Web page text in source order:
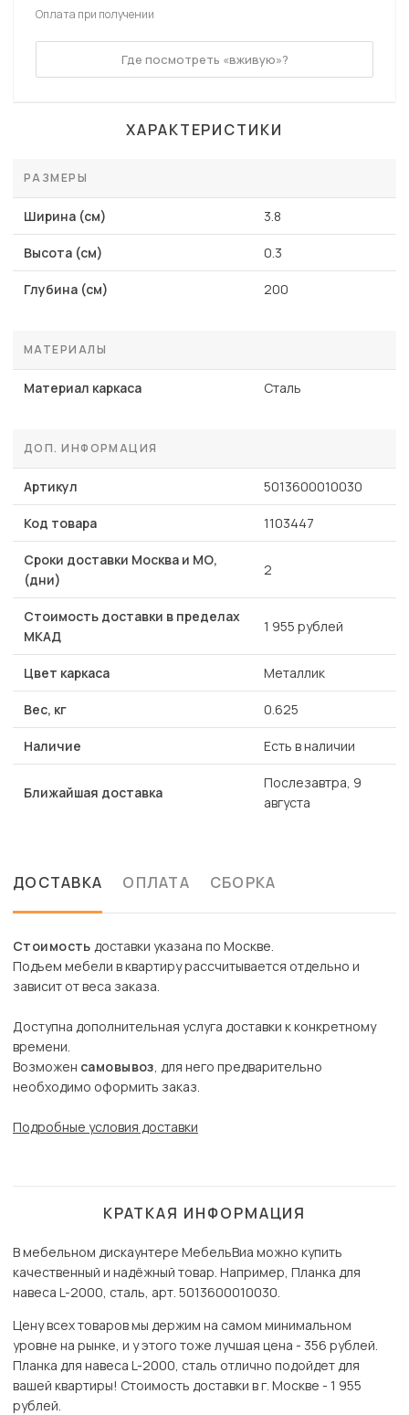
Оплата при получении
Где посмотреть «вживую»?
ХАРАКТЕРИСТИКИ
РАЗМЕРЫ
Ширина (см) 3.8
Высота (см) 0.3
Глубина (см) 200
МАТЕРИАЛЫ
Материал каркаса Сталь
ДОП. ИНФОРМАЦИЯ
Артикул 5013600010030
Код товара 1103447
Сроки доставки Москва и МО,
(дни)
2
Стоимость доставки в пределах
МКАД
1 955 рублей
Цвет каркаса Металлик
Вес, кг 0.625
Наличие Есть в наличии
Ближайшая доставка
Послезавтра, 9
августа
ДОСТАВКА ОПЛАТА СБОРКА
Стоимость доставки указана по Москве.
Подъем мебели в квартиру рассчитывается отдельно и
зависит от веса заказа.
Доступна дополнительная услуга доставки к конкретному
времени.
Возможен самовывоз, для него предварительно
необходимо оформить заказ.
Подробные условия доставки
КРАТКАЯ ИНФОРМАЦИЯ
В мебельном дискаунтере МебельВиа можно купить
качественный и надёжный товар. Например, Планка для
навеса L-2000, сталь, арт. 5013600010030.
Цену всех товаров мы держим на самом минимальном
уровне на рынке, и у этого тоже лучшая цена - 356 рублей.
Планка для навеса L-2000, сталь отлично подойдет для
вашей квартиры! Стоимость доставки в г. Москве - 1 955
рублей.